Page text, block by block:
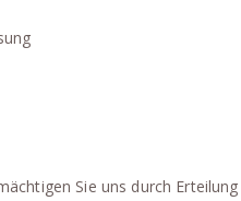
Sie uns durch